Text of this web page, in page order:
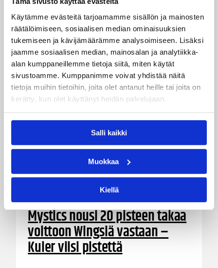
Käytämme evästeitä tarjoamamme sisällön ja mainosten
räätälöimiseen, sosiaalisen median ominaisuuksien
tukemiseen ja kävijämäärämme analysoimiseen. Lisäksi
jaamme sosiaalisen median, mainosalan ja analytiikka-
alan kumppaneillemme tietoja siitä, miten käytät
sivustoamme. Kumppanimme voivat yhdistää näitä
tietoja muihin tietoihin, joita olet antanut heille tai joita on
kerätty, kun olet käyttänyt heidän palvelujaan.
Salli kaikki
Muokkaa
Kiellä
torjuntaa.
Suomalaiset ulkomailla 06.08.2026 09:16
Mystics nousi 20 pisteen takaa
voittoon Wingsiä vastaan –
Kuier viisi pistettä